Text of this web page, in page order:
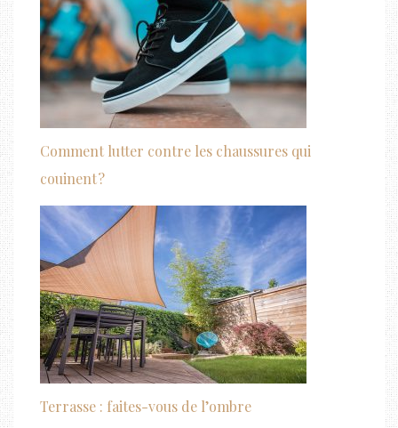
Comment lutter contre les chaussures qui
couinent ?
Terrasse : faites-vous de l’ombre